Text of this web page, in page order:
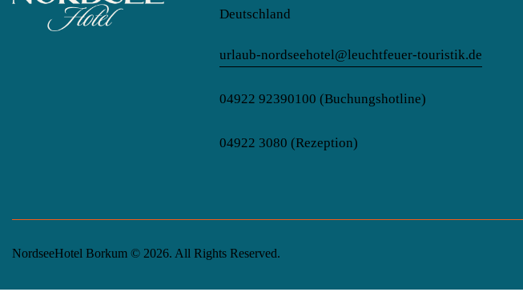
Deutschland
urlaub-nordseehotel@leuchtfeuer-touristik.de
04922 92390100 (Buchungshotline)
04922 3080 (Rezeption)
NordseeHotel Borkum © 2026. All Rights Reserved.